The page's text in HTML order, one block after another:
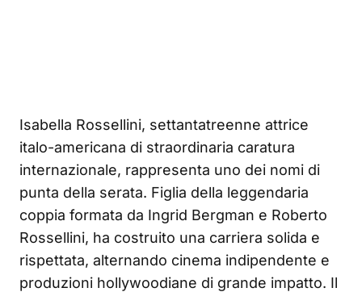
Isabella Rossellini, settantatreenne attrice
italo-americana di straordinaria caratura
internazionale, rappresenta uno dei nomi di
punta della serata. Figlia della leggendaria
coppia formata da Ingrid Bergman e Roberto
Rossellini, ha costruito una carriera solida e
rispettata, alternando cinema indipendente e
produzioni hollywoodiane di grande impatto. Il